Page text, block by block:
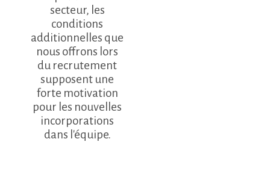
secteur, les
conditions
additionnelles que
nous offrons lors
du recrutement
supposent une
forte motivation
pour les nouvelles
incorporations
dans l'équipe.